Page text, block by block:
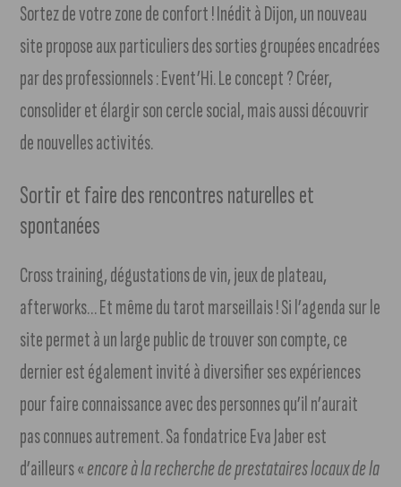
Sortez de votre zone de confort ! Inédit à Dijon, un nouveau
site propose aux particuliers des sorties groupées encadrées
par des professionnels : Event’Hi. Le concept ? Créer,
consolider et élargir son cercle social, mais aussi découvrir
de nouvelles activités.
Sortir et faire des rencontres naturelles et
spontanées
Cross training, dégustations de vin, jeux de plateau,
afterworks… Et même du tarot marseillais ! Si l’agenda sur le
site permet à un large public de trouver son compte, ce
dernier est également invité à diversifier ses expériences
pour faire connaissance avec des personnes qu’il n’aurait
pas connues autrement. Sa fondatrice Eva Jaber est
d’ailleurs «encore à la recherche de prestataires locaux de la